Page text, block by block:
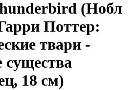
(Нобл
Поттер:
твари -
18 см)